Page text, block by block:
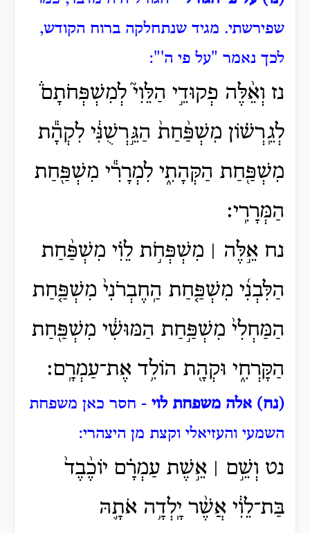
שפירשתי. מגיד שנתחלקה ברוח הקודש,
לכך נאמר "על פי ה'":
נז וְאֵ֨לֶּה פְקוּדֵ֣י הַלֵּוִי֮ לְמִשְׁפְּחֹתָם֒
לְגֵֽרְשׁ֗וֹן מִשְׁפַּ֨חַת֙ הַגֵּ֣רְשֻׁנִּ֔י לִקְהָ֕ת
מִשְׁפַּ֖חַת הַקְּהָתִ֑י לִמְרָרִ֕י מִשְׁפַּ֖חַת
הַמְּרָרִֽי׃
נח אֵ֣לֶּה ׀ מִשְׁפְּחֹ֣ת לֵוִ֗י מִשְׁפַּ֨חַת
הַלִּבְנִ֜י מִשְׁפַּ֤חַת הַֽחֶבְרֹנִי֙ מִשְׁפַּ֤חַת
הַמַּחְלִי֙ מִשְׁפַּ֣חַת הַמּוּשִׁ֔י מִשְׁפַּ֖חַת
הַקָּרְחִ֑י וּקְהָ֖ת הוֹלִ֥ד אֶת־עַמְרָֽם׃
(נח) אלה משפחת לוי - חסר כאן משפחת
השמעי והעזיאלי וקצת מן היצהרי:
נט וְשֵׁ֣ם ׀ אֵ֣שֶׁת עַמְרָ֗ם יוֹכֶ֨בֶד֙
בַּת־לֵוִ֔י אֲשֶׁ֨ר יָֽלְדָ֥ה אֹתָ֛הּ